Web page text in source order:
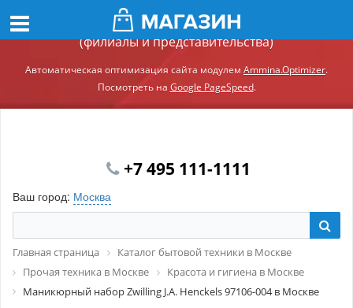
Демонстрационный сайт модуля Ammina.Регионы
(филиалы и представительства)
Автоматическая оптимизация сайта модулем Ammina.Optimizer.
Посмотреть на Google PageSpeed.
+7 495 111-1111
Ваш город: Москва
Главная страница
Каталог бытовой техники в Москве
Прочая техника в Москве
Красота и гигиена в Москве
Маникюрный набор Zwilling J.A. Henckels 97106-004 в Москве